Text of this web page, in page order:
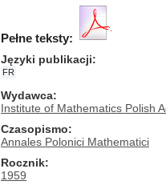
Pełne teksty:
Języki publikacji
FR
Wydawca
Institute of Mathematics Polish
Czasopismo
Annales Polonici Mathematici
Rocznik
1959